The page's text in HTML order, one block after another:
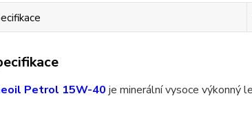
Petrol 15W-40 je minerální vysoce výkonný